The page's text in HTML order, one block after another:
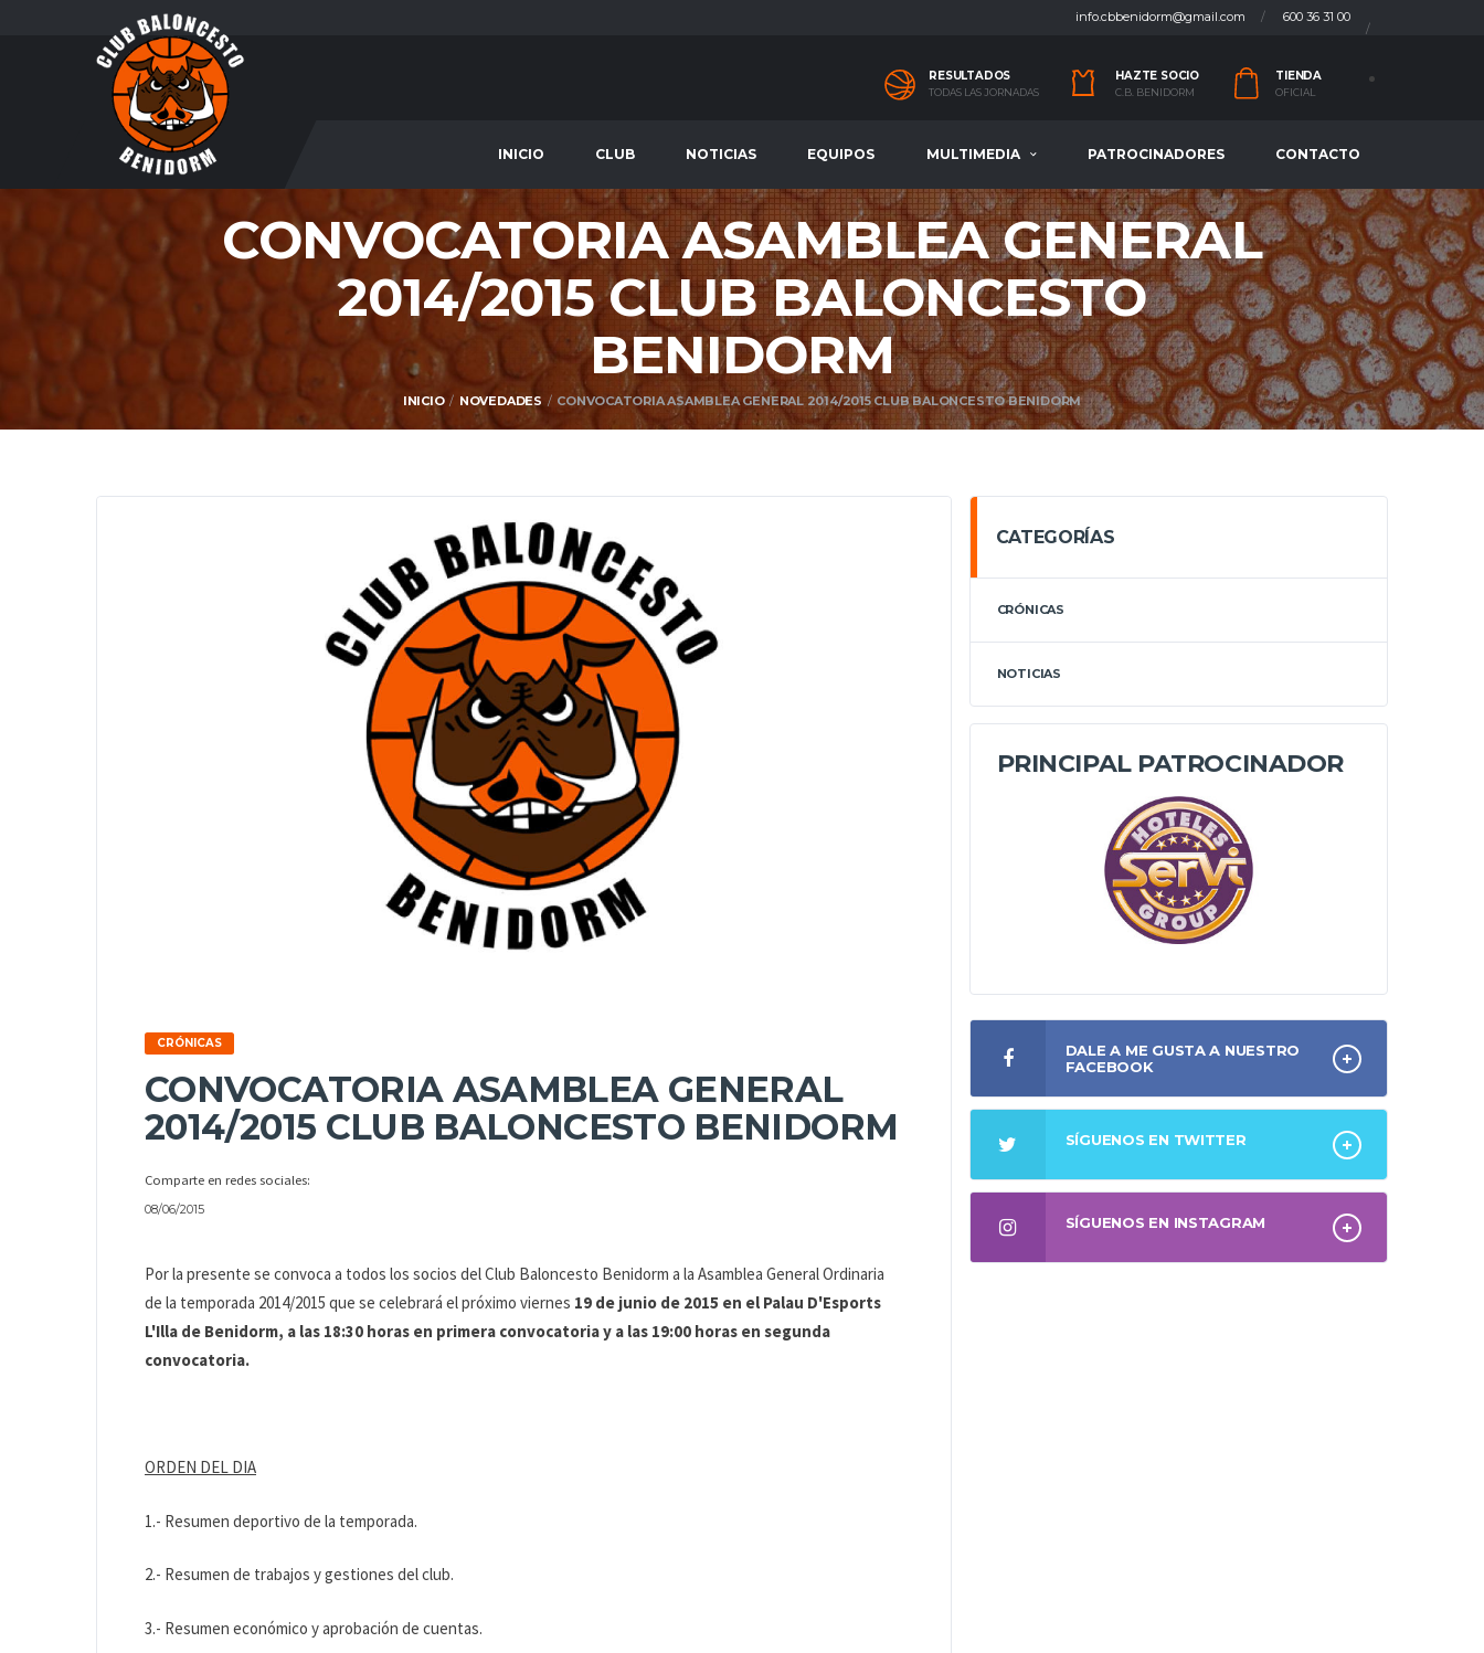
600 36 31 00
info.cbbenidorm@gmail.com
RESULTADOS
TODAS LAS JORNADAS
HAZTE SOCIO
C.B. BENIDORM
TIENDA
OFICIAL
INICIO CLUB NOTICIAS EQUIPOS MULTIMEDIA PATROCINADORES CONTACTO
CONVOCATORIA ASAMBLEA GENERAL
2014/2015 CLUB BALONCESTO
BENIDORM
INICIO NOVEDADES CONVOCATORIA ASAMBLEA GENERAL 2014/2015 CLUB BALONCESTO BENIDORM
CRÓNICAS
CONVOCATORIA ASAMBLEA GENERAL
2014/2015 CLUB BALONCESTO BENIDORM
Comparte en redes sociales:
08/06/2015
Por la presente se convoca a todos los socios del Club Baloncesto Benidorm a la Asamblea General Ordinaria
de la temporada 2014/2015 que se celebrará el próximo viernes 19 de junio de 2015 en el Palau D'Esports
L'Illa de Benidorm, a las 18:30 horas en primera convocatoria y a las 19:00 horas en segunda
convocatoria.
ORDEN DEL DIA
1.- Resumen deportivo de la temporada.
2.- Resumen de trabajos y gestiones del club.
3.- Resumen económico y aprobación de cuentas.
CATEGORÍAS
CRÓNICAS
NOTICIAS
PRINCIPAL PATROCINADOR
DALE A ME GUSTA A NUESTRO
FACEBOOK
SÍGUENOS EN TWITTER
SÍGUENOS EN INSTAGRAM